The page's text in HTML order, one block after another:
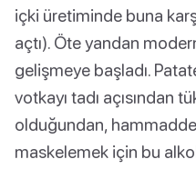
içki üretiminde buna
açtı). Öte yandan
gelişmeye başladı.
votkayı tadı açısından
olduğundan,
maskelemek için bu